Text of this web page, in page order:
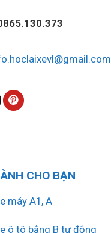
CHO BẠN
máy A1, A
ô tô bằng B tự động